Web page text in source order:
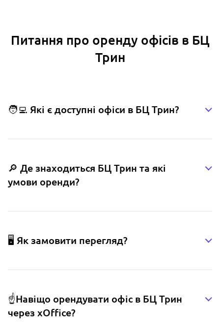
Питання про оренду офісів в БЦ
Трин
🧑‍💻 Які є доступні офіси в БЦ Трин?
🔎 Де знаходиться БЦ Трин та які
умови оренди?
🖥️ Як замовити перегляд?
☝️Навіщо орендувати офіс в БЦ Трин
через xOffice?